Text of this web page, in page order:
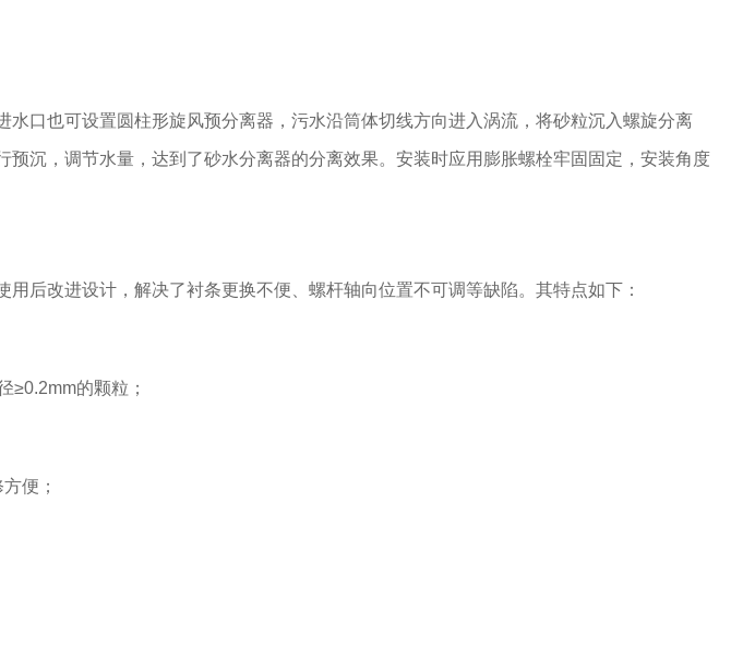
口也可设置圆柱形旋风预分离器，污水沿筒体切线方向进入涡流，将砂粒沉入螺旋分离
预沉，调节水量，达到了砂水分离器的分离效果。安装时应用膨胀螺栓牢固固定，安装角度
改进设计，解决了衬条更换不便、螺杆轴向位置不可调等缺陷。其特点如下：
的颗粒；
便；